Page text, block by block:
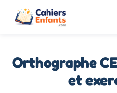
Orthographe
et